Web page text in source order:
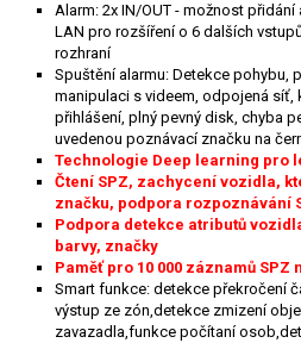
Alarm: 2x IN/OUT - možnost
LAN pro rozšíření o 6 dalších
rozhraní
Spuštění alarmu: Detekce pohybu,
manipulaci s videem, odpojená síť,
přihlášení, plný pevný disk, chyba
uvedenou poznávací značku na
Technologie Deep learning pro
Čtení SPZ, zachycení vozidla,
značku, podpora rozpoznávání
Podpora detekce atributů
barvy, značky
Paměť pro 10 000 záznamů
Smart funkce: detekce překročení
výstup ze zón,detekce zmizení
zavazadla,funkce počítaní